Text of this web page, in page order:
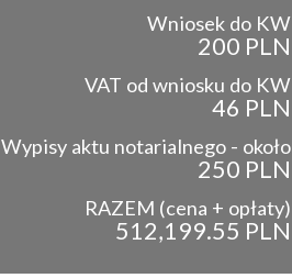
Wniosek do KW
200 PLN
VAT od wniosku do KW
46 PLN
Wypisy aktu notarialnego - około
250 PLN
RAZEM (cena + opłaty)
512,199.55 PLN